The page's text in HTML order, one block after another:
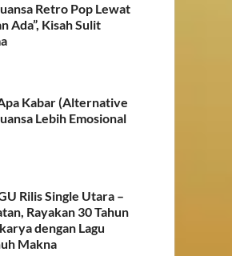
Retro Pop Lewat
Ada”, Kisah Sulit
Kabar (Alternative
Lebih Emosional
Rilis Single Utara –
Rayakan 30 Tahun
dengan Lagu
Makna